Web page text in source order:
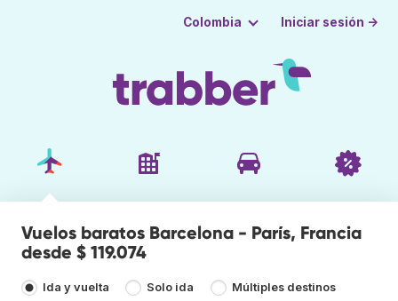
Colombia Iniciar sesión →
Vuelos baratos Barcelona - París, Francia
desde $ 119.074
Ida y vuelta Solo ida Múltiples destinos